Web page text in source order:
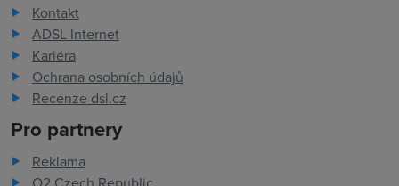
Kontakt
ADSL Internet
Kariéra
Ochrana osobních údajů
Recenze dsl.cz
Pro partnery
Reklama